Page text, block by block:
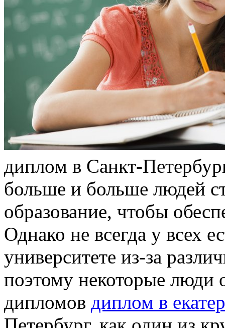
диплoм в Сaнкт-
больше и больше людей
образование, чтобы
Однако не всегда у всех
университете из-за
поэтому некоторые люди
дипломов диплом в